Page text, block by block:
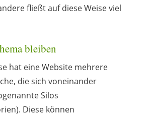
fließt auf diese Weise viel
bleiben
hat eine Website mehrere
die sich voneinander
Silos
Diese können